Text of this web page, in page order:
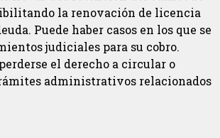
la renovación de licencia
Puede haber casos en los que se
judiciales para su cobro.
el derecho a circular o
administrativos relacionados